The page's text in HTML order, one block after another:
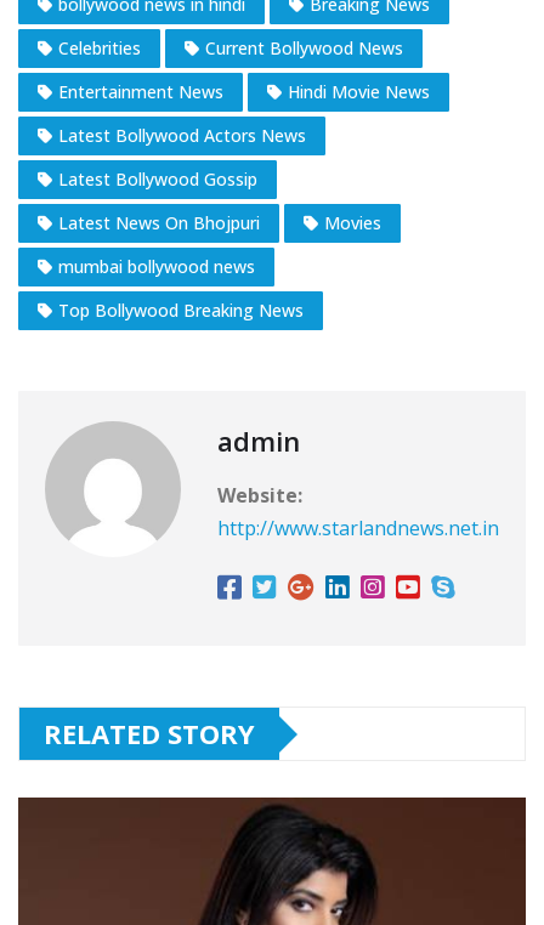
bollywood news in hindi
Breaking News
Celebrities
Current Bollywood News
Entertainment News
Hindi Movie News
Latest Bollywood Actors News
Latest Bollywood Gossip
Latest News On Bhojpuri
Movies
mumbai bollywood news
Top Bollywood Breaking News
admin
Website:
http://www.starlandnews.net.in
RELATED STORY